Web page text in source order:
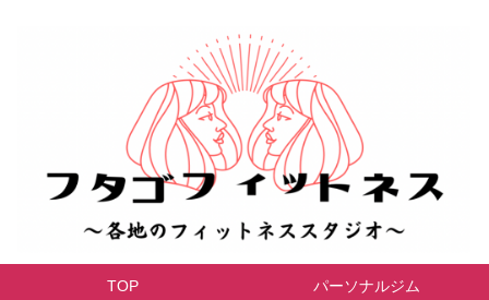
TOP パーソナルジム